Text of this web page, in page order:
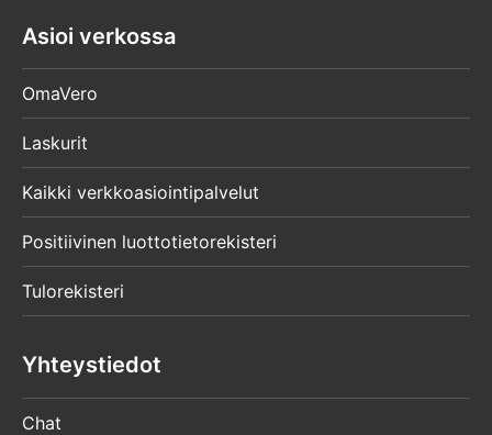
Asioi verkossa
OmaVero
Laskurit
Kaikki verkkoasiointipalvelut
Positiivinen luottotietorekisteri
Tulorekisteri
Yhteystiedot
Chat